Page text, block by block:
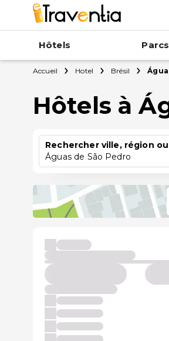
Hôtels Parcs
Accueil Hotel Brésil
Hôtels à
Rechercher ville, région
Águas de São Pedro